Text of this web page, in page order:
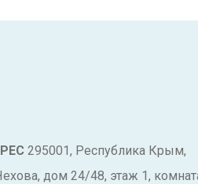
295001, Республика Крым,
дом 24/48, этаж 1,